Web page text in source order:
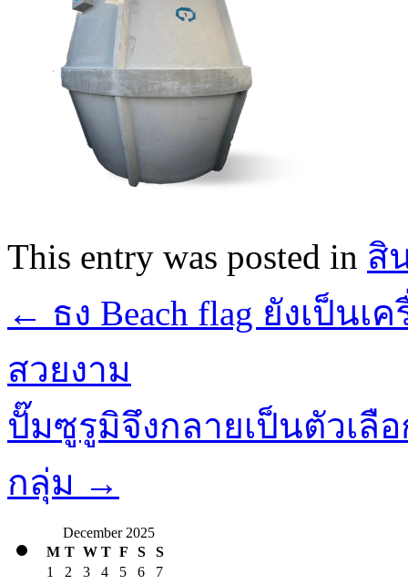
This entry was posted in สิ
← ธง Beach flag ยังเป็น
สวยงาม
ปั๊มซูรูมิจึงกลายเป็นตัวเลื
กลุ่ม →
December 2025
M T W T F S
S
1
2 3 4 5 6
7